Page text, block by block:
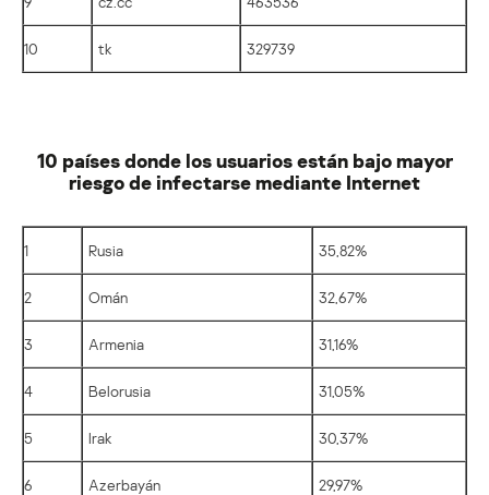
10 tk 329739
10 países donde los usuarios están bajo mayor
riesgo de infectarse mediante Internet
1 Rusia 35,82%
2 Omán 32,67%
3 Armenia 31,16%
4 Belorusia 31,05%
5 Irak 30,37%
6 Azerbayán 29,97%